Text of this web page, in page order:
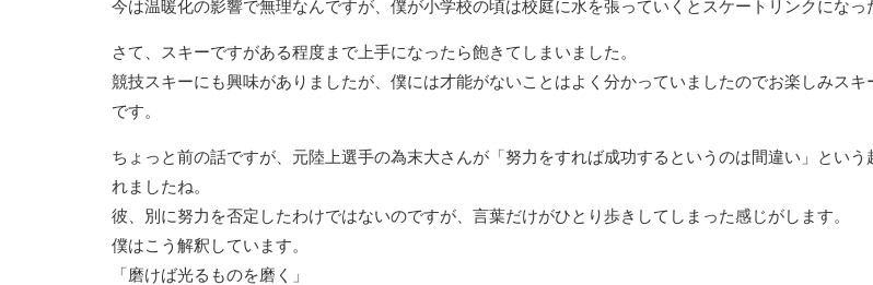
今は温暖化の影響で無理なんですが、僕が小学校の頃は校庭に水を張っていくとスケートリンクになっ
さて、スキーですがある程度まで上手になったら飽きてしまいました。
競技スキーにも興味がありましたが、僕には才能がないことはよく分かっていましたのでお楽しみス
です。
ちょっと前の話ですが、元陸上選手の為末大さんが「努力をすれば成功するというのは間違い」とい
れましたね。
彼、別に努力を否定したわけではないのですが、言葉だけがひとり歩きしてしまった感じがします。
僕はこう解釈しています。
「磨けば光るものを磨く」